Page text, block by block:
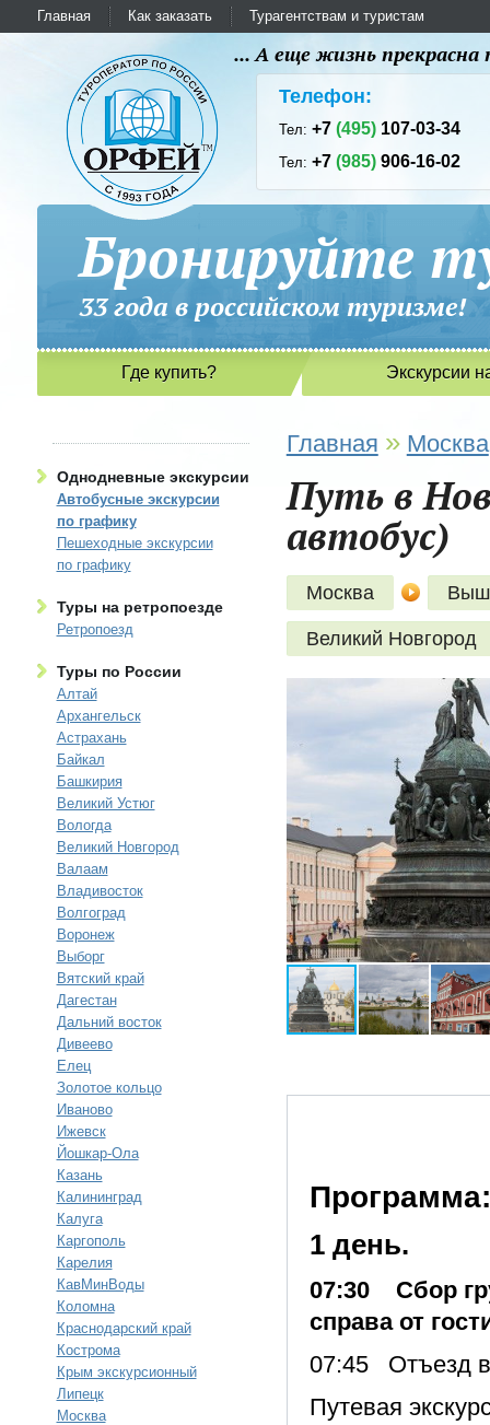
Главная Как заказать Турагентствам и туристам
... А еще жизнь
Телефон:
Тел:+7(495) 107-03-34
Тел:+7(985) 906-16-02
Бронируйте
33 года в российском
Где купить? Экскурсии
Однодневные экскурсии
Автобусные экскурсии
по графику
Пешеходные экскурсии
по графику
Туры на ретропоезде
Ретропоезд
Туры по России
Алтай
Архангельск
Астрахань
Байкал
Башкирия
Великий Устюг
Вологда
Великий Новгород
Валаам
Владивосток
Волгоград
Воронеж
Выборг
Вятский край
Дагестан
Дальний восток
Дивеево
Елец
Золотое кольцо
Иваново
Ижевск
Йошкар-Ола
Казань
Калининград
Калуга
Каргополь
Карелия
КавМинВоды
Коломна
Краснодарский край
Кострома
Крым экскурсионный
Липецк
Москва
Главная » Москва
Путь в
автобус)
Москва
Великий Новгород
Программа:
1 день.
07:30 Сбор
справа от
07:45 Отъезд
Путевая